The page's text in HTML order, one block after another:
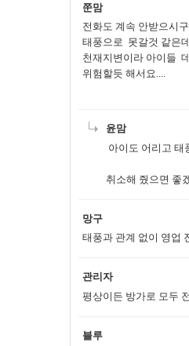
쭌맘
전화도 계속 안받으시
태풍으로 못갈것 같은
천재지변이라 아이들
위험할듯 해서요....
윤맘
아이도 어리고 태
취소해 줬으면 좋
망구
태풍과 관계 없이 영업
관리자
평상이든 방가로 모두
블루